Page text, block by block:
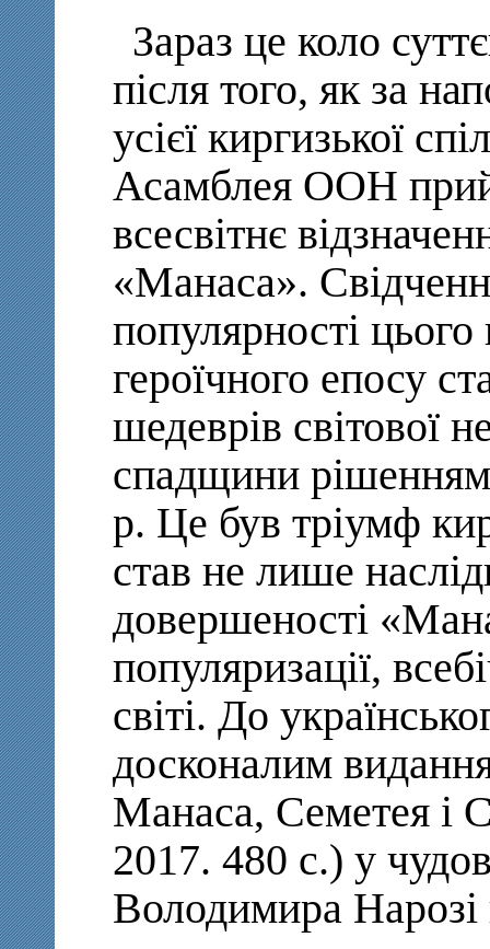
Зараз це коло
після того, як за
усієї киргизької
Асамблея ООН
всесвітнє
«Манаса».
популярності цього
героїчного епосу
шедеврів світової
спадщини
р. Це був тріумф
став не лише
довершеності
популяризації,
світі. До
досконалим
Манаса, Семетея і
2017. 480 с.) у
Володимира